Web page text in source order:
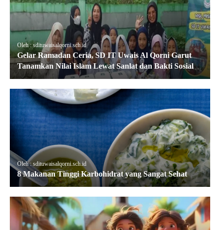
Oleh : sdituwaisalqorni.sch.id
Gelar Ramadan Ceria, SD IT Uwais Al Qorni Garut
Tanamkan Nilai Islam Lewat Sanlat dan Bakti Sosial
Oleh : sdituwaisalqorni.sch.id
8 Makanan Tinggi Karbohidrat yang Sangat Sehat